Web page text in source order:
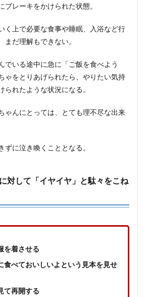
ブレーキをかけられた状態。
く上で必要な食事や睡眠、入浴など行
まだ理解もできない。
でいる途中に急に「ご飯を食べよう
ゃをとりあげられたら、やりたい気持
られたような状況になる。
ゃんにとっては、とても理不尽な出来
ずに泣き喚くこととなる。
対して「イヤイヤ」と駄々をこね
を着させる
食べておいしいよという見本を見せ
て再開する